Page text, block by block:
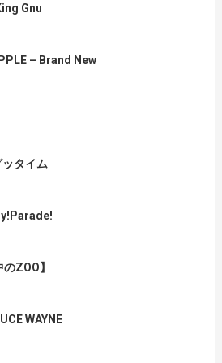
Gnu
– Brand New
タイム
ZOO】
WAYNE